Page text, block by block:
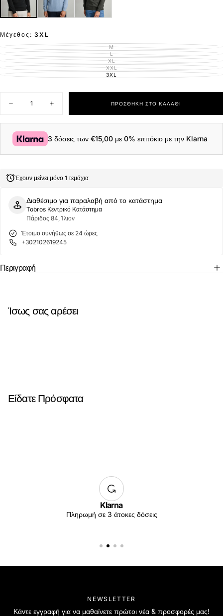
Μέγεθος: 3XL
MΕΚΤΌΣ
ΑΠΟΘΈΜΑΤΟΣ
LΕΚΤΌΣ
ΑΠΟΘΈΜΑΤΟΣ
XLΕΚΤΌΣ
ΑΠΟΘΈΜΑΤΟΣ
XXLΕΚΤΌΣ
ΑΠΟΘΈΜΑΤΟΣ
3XLΕΚΤΌΣ
Μείωση
για
&amp;
Green
24YM.741/P.5
Black
Αύξηση
ποσότητας
για
&amp;
Green
24YM.741/P.5
Black
ΠΡΟΣΘΉΚΗ ΣΤΟ ΚΑΛΆΘΙ
3 δόσεις των€15,00 με 0% επιτόκιο με την Klarna
Έχουν μείνει μόνο 1 τεμάχια
Διαθέσιμο για παραλαβή από το κατάστημα
Tobros Κεντρικό Κατάστημα
Πάριδος 84, Ίλιον
Έτοιμο συνήθως σε 24 ώρες
+302102619245
Περιγραφή
Ίσως σας αρέσει
Είδατε Πρόσφατα
Klarna
Πληρωμή σε 3 άτοκες δόσεις
NEWSLETTER
Κάντε εγγραφή για να μαθαίνετε πρώτοι νέα & προσφορές μας!